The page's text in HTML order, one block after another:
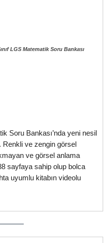
LGS Matematik Soru Bankası
Soru Bankası’nda yeni nesil
Renkli ve zengin görsel
ve görsel anlama
sayfaya sahip olup bolca
uyumlu kitabın videolu